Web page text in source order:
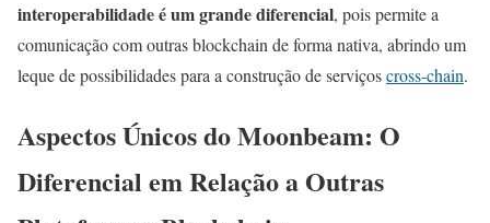
interoperabilidade é um grande diferencial, pois permite a
comunicação com outras blockchain de forma nativa, abrindo um
leque de possibilidades para a construção de serviçoscross-chain.
Aspectos Únicos do Moonbeam: O
Diferencial em Relação a Outras